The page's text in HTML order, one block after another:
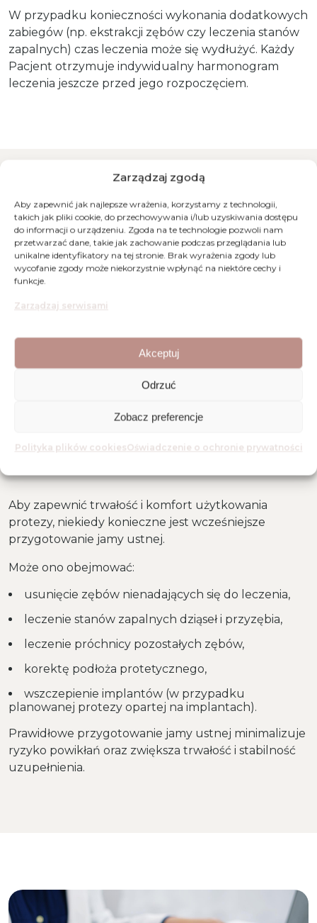
Zarządzaj zgodą
Aby zapewnić jak najlepsze wrażenia, korzystamy z technologii,
takich jak pliki cookie, do przechowywania i/lub uzyskiwania dostępu
do informacji o urządzeniu. Zgoda na te technologie pozwoli nam
przetwarzać dane, takie jak zachowanie podczas przeglądania lub
unikalne identyfikatory na tej stronie. Brak wyrażenia zgody lub
wycofanie zgody może niekorzystnie wpłynąć na niektóre cechy i
funkcje.
Zarządzaj serwisami
Akceptuj
Odrzuć
Zobacz preferencje
Polityka plików cookiesOświadczenie o ochronie prywatności
W przypadku konieczności wykonania dodatkowych
zabiegów (np. ekstrakcji zębów czy leczenia stanów
zapalnych) czas leczenia może się wydłużyć. Każdy
Pacjent otrzymuje indywidualny harmonogram
leczenia jeszcze przed jego rozpoczęciem.
ZABIEGI DODATKOWE
PRZED ZAŁOŻENIEM
Aby zapewnić trwałość i komfort użytkowania
protezy, niekiedy konieczne jest wcześniejsze
przygotowanie jamy ustnej.
Może ono obejmować:
usunięcie zębów nienadających się do leczenia,
leczenie stanów zapalnych dziąseł i przyzębia,
leczenie próchnicy pozostałych zębów,
korektę podłoża protetycznego,
wszczepienie implantów (w przypadku
planowanej protezy opartej na implantach).
Prawidłowe przygotowanie jamy ustnej minimalizuje
ryzyko powikłań oraz zwiększa trwałość i stabilność
uzupełnienia.